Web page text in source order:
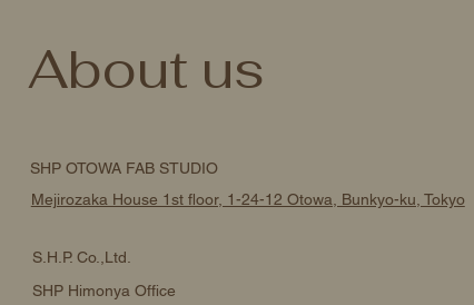
SHP OTOWA FAB STUDIO
Mejirozaka House 1st floor, 1-24-12 Otowa, Bunkyo-ku, Tokyo
S.H.P. Co.,Ltd.
SHP Himonya Office
About us